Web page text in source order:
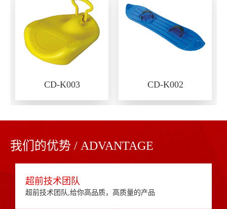
CD-K003 CD-K002
我们的优势 / ADVANTAGE
超前技术团队
超前技术团队,给你高品质，高质量的产品